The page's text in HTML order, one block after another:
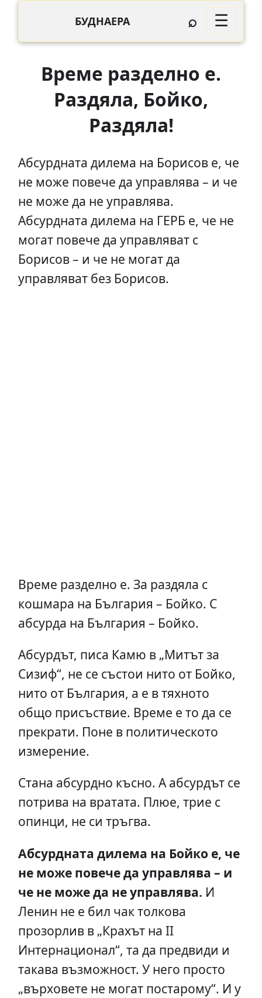
БУДНАЕРА ⌕ ☰
Време разделно е.
Раздяла, Бойко,
Раздяла!
Абсурдната дилема на Борисов е, че
не може повече да управлява – и че
не може да не управлява.
Абсурдната дилема на ГЕРБ е, че не
могат повече да управляват с
Борисов – и че не могат да
управляват без Борисов.
Време разделно е. За раздяла с
кошмара на България – Бойко. С
абсурда на България – Бойко.
Абсурдът, писа Камю в „Митът за
Сизиф“, не се състои нито от Бойко,
нито от България, а е в тяхното
общо присъствие. Време е то да се
прекрати. Поне в политическото
измерение.
Стана абсурдно късно. А абсурдът се
потрива на вратата. Плюе, трие с
опинци, не си тръгва.
Абсурдната дилема на Бойко е, че
не може повече да управлява – и
че не може да не управлява. И
Ленин не е бил чак толкова
прозорлив в „Крахът на II
Интернационал“, та да предвиди и
такава възможност. У него просто
„върховете не могат постарому“. И у